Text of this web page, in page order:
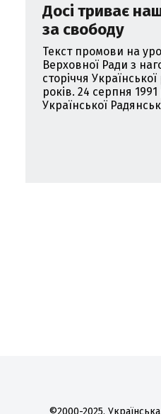
Досі триває
за свободу
Текст промови на
Верховної Ради з
сторіччя
років. 24 серпня
Української
©2000-2025,